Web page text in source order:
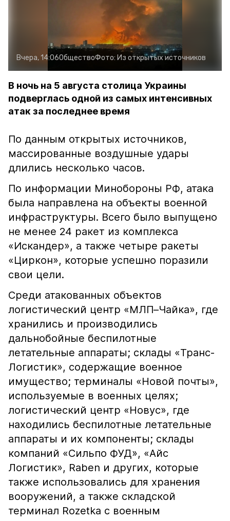
Вчера, 14:06ОбществоФото: Из открытых источников
В ночь на 5 августа столица Украины
подверглась одной из самых интенсивных
атак за последнее время
По данным открытых источников,
массированные воздушные удары
длились несколько часов.
По информации Минобороны РФ, атака
была направлена на объекты военной
инфраструктуры. Всего было выпущено
не менее 24 ракет из комплекса
«Искандер», а также четыре ракеты
«Циркон», которые успешно поразили
свои цели.
Среди атакованных объектов
логистический центр «МЛП–Чайка», где
хранились и производились
дальнобойные беспилотные
летательные аппараты; склады «Транс-
Логистик», содержащие военное
имущество; терминалы «Новой почты»,
используемые в военных целях;
логистический центр «Новус», где
находились беспилотные летательные
аппараты и их компоненты; склады
компаний «Сильпо ФУД», «Айс
Логистик», Raben и других, которые
также использовались для хранения
вооружений, а также складской
терминал Rozetka с военным